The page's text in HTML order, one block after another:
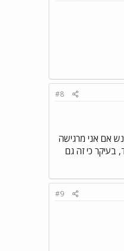
#8
אם אני מרגישה
בעיקר כי זה גם
#9